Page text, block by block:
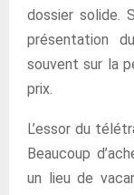
dossier solide.
présentation
souvent sur la
prix.
L’essor du
Beaucoup
un lieu de